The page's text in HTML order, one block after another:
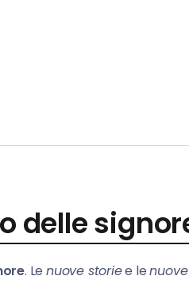
delle
. Le nuove storiee le